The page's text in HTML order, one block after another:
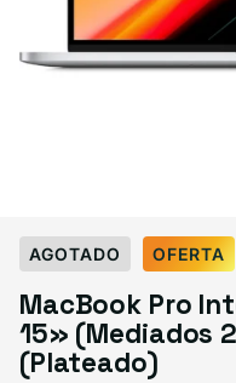
Select Condición
$449.99Variante$469.99
AGOTADO OFERTA
MacBook Pro
15» (Mediados
(Plateado)